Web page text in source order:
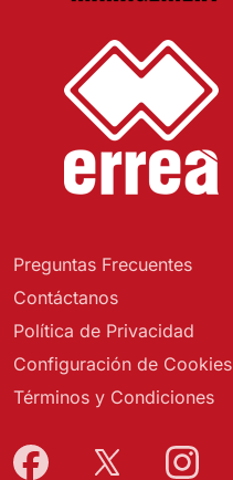
Preguntas Frecuentes
Contáctanos
Política de Privacidad
Configuración de Cookies
Términos y Condiciones